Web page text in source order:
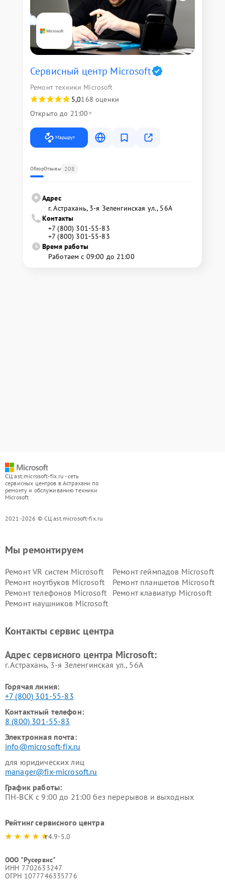
Сервисный центр Microsoft
Ремонт техники Microsoft
5,0168 оценки
Открыто до 21:00
Маршрут
ОбзорОтзывы 208
Адрес
г. Астрахань, 3-я Зеленгинская ул., 56А
Контакты
+7 (800) 301-55-83
+7 (800) 301-55-83
Время работы
Работаем с 09:00 до 21:00
СЦ ast.microsoft-fix.ru - сеть
сервисных центров в Астрахани по
ремонту и обслуживанию техники
Microsoft
2021-2026 © СЦ ast.microsoft-fix.ru
Мы ремонтируем
Ремонт VR систем Microsoft
Ремонт геймпадов Microsoft
Ремонт ноутбуков Microsoft
Ремонт планшетов Microsoft
Ремонт телефонов Microsoft
Ремонт клавиатур Microsoft
Ремонт наушников Microsoft
Контакты сервис центра
Адрес сервисного центра Microsoft:
г. Астрахань, 3-я Зеленгинская ул., 56А
Горячая линия:
+7 (800) 301-55-83
Контактный телефон:
8 (800) 301-55-83
Электронная почта:
info@microsoft-fix.ru
для юридических лиц
manager@fix-microsoft.ru
График работы:
ПН-ВСК с 9:00 до 21:00 без перерывов и выходных
Рейтинг сервисного центра
4.9-5.0
ООО "Русервис"
ИНН 7702633247
ОГРН 1077746335776